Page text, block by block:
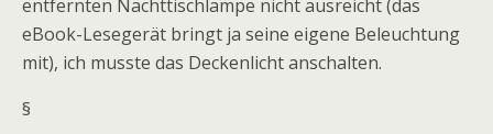
entfernten Nachttischlampe nicht ausreicht (das
eBook-Lesegerät bringt ja seine eigene Beleuchtung
mit), ich musste das Deckenlicht anschalten.
§